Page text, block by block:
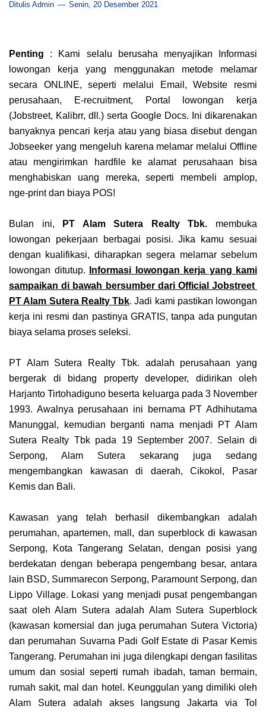
Ditulis Admin Senin, 20 Desember 2021
Penting : Kami selalu berusaha menyajikan Informasi
lowongan kerja yang menggunakan metode melamar
secara ONLINE, seperti melalui Email, Website resmi
perusahaan, E-recruitment, Portal lowongan kerja
(Jobstreet, Kalibrr, dll.) serta Google Docs. Ini dikarenakan
banyaknya pencari kerja atau yang biasa disebut dengan
Jobseeker yang mengeluh karena melamar melalui Offline
atau mengirimkan hardfile ke alamat perusahaan bisa
menghabiskan uang mereka, seperti membeli amplop,
nge-print dan biaya POS!
Bulan ini, PT Alam Sutera Realty Tbk. membuka
lowongan pekerjaan berbagai posisi. Jika kamu sesuai
dengan kualifikasi, diharapkan segera melamar sebelum
lowongan ditutup.
Informasi lowongan kerja yang kami
sampaikan di bawah bersumber dari Official Jobstreet
PT Alam Sutera Realty Tbk. Jadi kami pastikan lowongan
kerja ini resmi dan pastinya GRATIS, tanpa ada pungutan
biaya selama proses seleksi.
PT Alam Sutera Realty Tbk. adalah perusahaan yang
bergerak di bidang property developer, didirikan oleh
Harjanto Tirtohadiguno beserta keluarga pada 3 November
1993. Awalnya perusahaan ini bernama PT Adhihutama
Manunggal, kemudian berganti nama menjadi PT Alam
Sutera Realty Tbk pada 19 September 2007. Selain di
Serpong, Alam Sutera sekarang juga sedang
mengembangkan kawasan di daerah, Cikokol, Pasar
Kemis dan Bali.
Kawasan yang telah berhasil dikembangkan adalah
perumahan, apartemen, mall, dan superblock di kawasan
Serpong, Kota Tangerang Selatan, dengan posisi yang
berdekatan dengan beberapa pengembang besar, antara
lain BSD, Summarecon Serpong, Paramount Serpong, dan
Lippo Village. Lokasi yang menjadi pusat pengembangan
saat oleh Alam Sutera adalah Alam Sutera Superblock
(kawasan komersial dan juga perumahan Sutera Victoria)
dan perumahan Suvarna Padi Golf Estate di Pasar Kemis
Tangerang. Perumahan ini juga dilengkapi dengan fasilitas
umum dan sosial seperti rumah ibadah, taman bermain,
rumah sakit, mal dan hotel. Keunggulan yang dimiliki oleh
Alam Sutera adalah akses langsung Jakarta via Tol